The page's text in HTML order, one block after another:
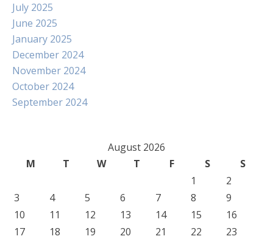
July 2025
June 2025
January 2025
December 2024
November 2024
October 2024
September 2024
August 2026
M
T W T F S
S
1
2
3
4 5 6 7 8
9
10
11 12 13 14 15
16
17
18 19 20 21 22
23